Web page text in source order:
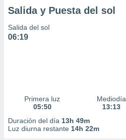
Salida y Puesta del sol
Salida del sol
06:19
Primera luz
05:50
Mediodía
13:13
Duración del día 13h 49m
Luz diurna restante 14h 22m